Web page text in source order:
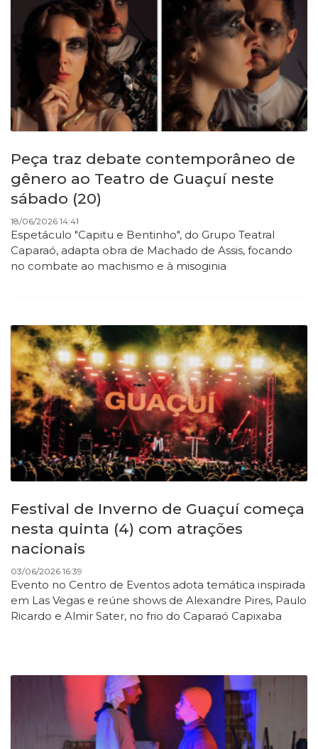
Peça traz debate contemporâneo de
gênero ao Teatro de Guaçuí neste
sábado (20)
18/06/2026 14:41
Espetáculo "Capitu e Bentinho", do Grupo Teatral
Caparaó, adapta obra de Machado de Assis, focando
no combate ao machismo e à misoginia
Festival de Inverno de Guaçuí começa
nesta quinta (4) com atrações
nacionais
03/06/2026 16:39
Evento no Centro de Eventos adota temática inspirada
em Las Vegas e reúne shows de Alexandre Pires, Paulo
Ricardo e Almir Sater, no frio do Caparaó Capixaba